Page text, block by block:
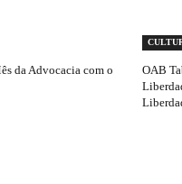
da Advocacia com o
OAB